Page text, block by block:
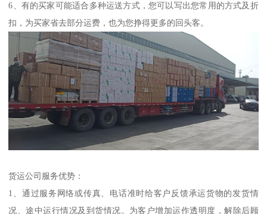
6、有的买家可能适合多种运送方式，您可以写出您常用的方式及折
扣，为买家省去部分运费，也为您挣得更多的回头客。
货运公司服务优势：
1、通过服务网络或传真、电话准时给客户反馈承运货物的发货情
况、途中运行情况及到货情况。为客户增加运作透明度，解除后顾